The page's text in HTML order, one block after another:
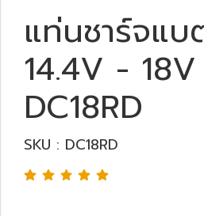
แท่นชาร์จแบ
14.4V -
DC18RD
SKU : DC18RD